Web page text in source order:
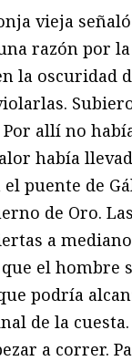
vieja
razón por
la oscuridad
Por allí no
había
puente de
de Oro.
a
el hombre
podría
de la
a correr.